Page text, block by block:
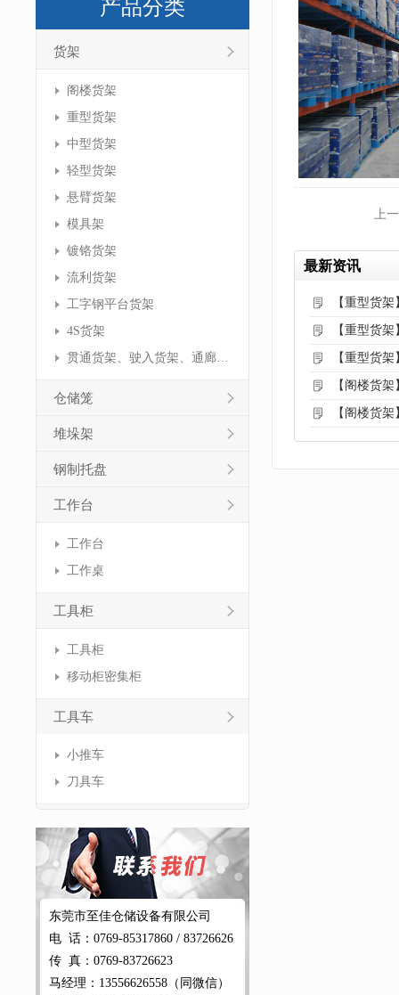
产品分类
货架
阁楼货架
重型货架
中型货架
轻型货架
悬臂货架
模具架
镀铬货架
流利货架
工字钢平台货架
4S货架
贯通货架、驶入货架、通廊货架
仓储笼
堆垛架
钢制托盘
工作台
工作台
工作桌
工具柜
工具柜
移动柜密集柜
工具车
小推车
刀具车
东莞市至佳仓储设备有限公司
电 话：0769-85317860 / 83726626
传 真：0769-83726623
马经理：13556626558（同微信）
上
最新资讯
【重型货
【重型货
【重型货
【阁楼货
【阁楼货